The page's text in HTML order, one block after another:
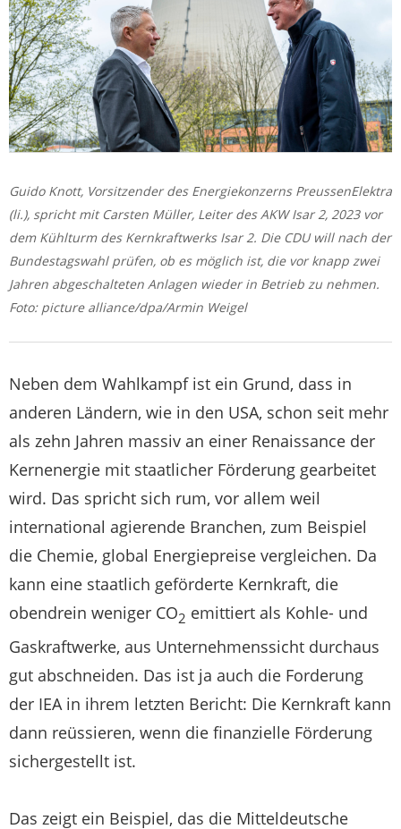
Guido Knott, Vorsitzender des Energiekonzerns PreussenElektra
(li.), spricht mit Carsten Müller, Leiter des AKW Isar 2, 2023 vor
dem Kühlturm des Kernkraftwerks Isar 2. Die CDU will nach der
Bundestagswahl prüfen, ob es möglich ist, die vor knapp zwei
Jahren abgeschalteten Anlagen wieder in Betrieb zu nehmen.
Foto: picture alliance/dpa/Armin Weigel
Neben dem Wahlkampf ist ein Grund, dass in
anderen Ländern, wie in den USA, schon seit mehr
als zehn Jahren massiv an einer Renaissance der
Kernenergie mit staatlicher Förderung gearbeitet
wird. Das spricht sich rum, vor allem weil
international agierende Branchen, zum Beispiel
die Chemie, global Energiepreise vergleichen. Da
kann eine staatlich geförderte Kernkraft, die
obendrein weniger CO2 emittiert als Kohle- und
Gaskraftwerke, aus Unternehmenssicht durchaus
gut abschneiden. Das ist ja auch die Forderung
der IEA in ihrem letzten Bericht: Die Kernkraft kann
dann reüssieren, wenn die finanzielle Förderung
sichergestellt ist.
Das zeigt ein Beispiel, das die Mitteldeutsche